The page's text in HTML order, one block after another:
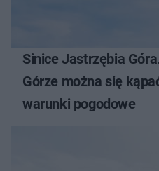
Sinice Jastrzębia
Górze można się
warunki pogodowe